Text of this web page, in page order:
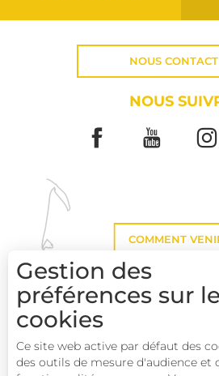
NOUS
NOUS
COMMENT
Gestion des
préférences sur
cookies
Ce site web active par défaut des
des outils de mesure d'audience et